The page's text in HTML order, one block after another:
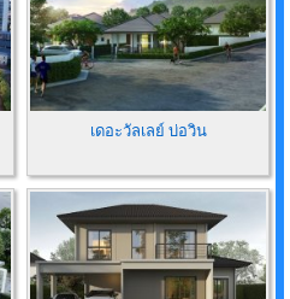
เดอะวัลเลย์ บ่อวิน